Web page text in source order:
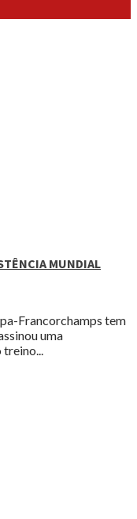
MUNDIAL
Francorchamps tem
uma
treino...